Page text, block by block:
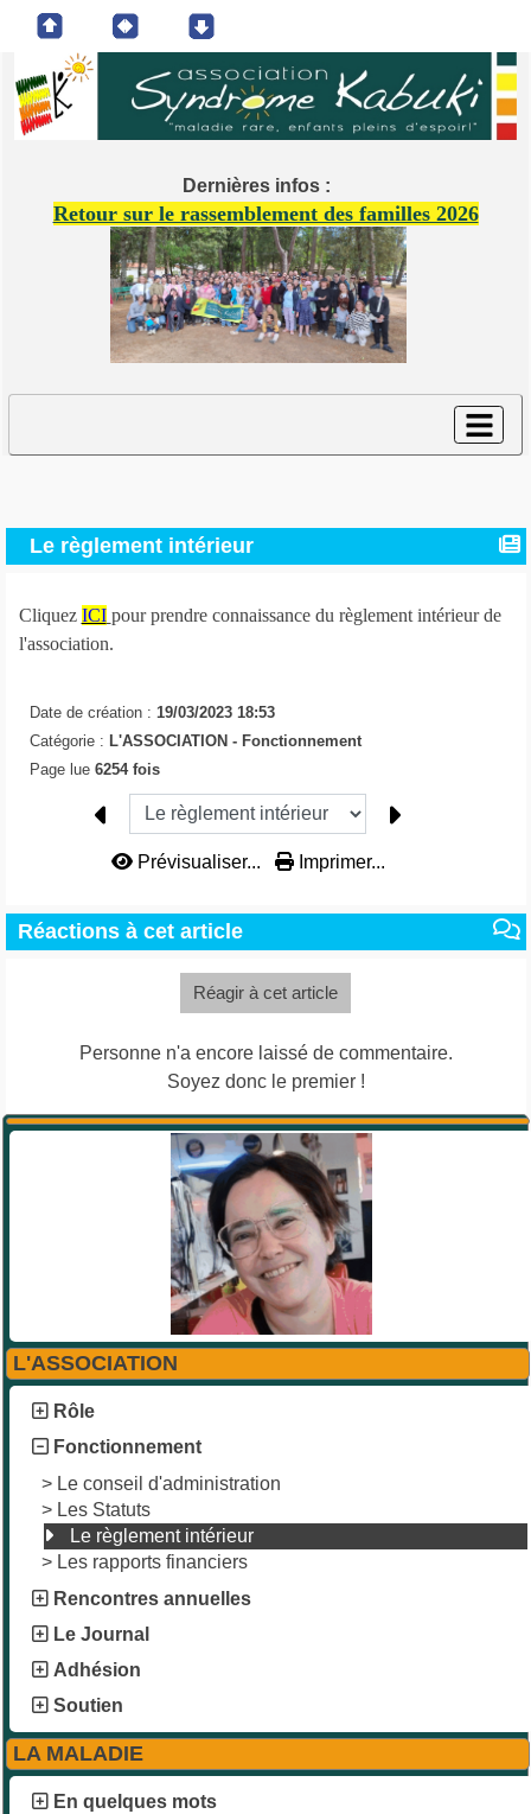
Dernières infos :
Retour sur le rassemblement des familles 2026
L'ASSOCIATION
Rôle
Fonctionnement
> Le conseil d'administration
> Les Statuts
Le règlement intérieur
> Les rapports financiers
Rencontres annuelles
Le Journal
Adhésion
Soutien
LA MALADIE
En quelques mots
Le règlement intérieur
Cliquez ICI pour prendre connaissance du règlement intérieur de
l'association.
Date de création : 19/03/2023 18:53
Catégorie : L'ASSOCIATION - Fonctionnement
Page lue 6254 fois
Prévisualiser... Imprimer...
Réactions à cet article
Réagir à cet article
Personne n'a encore laissé de commentaire.
Soyez donc le premier !